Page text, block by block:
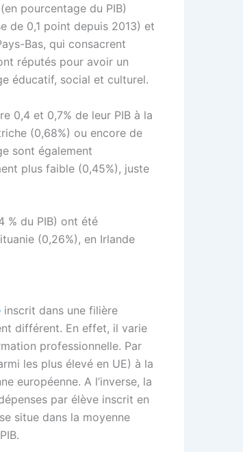
pourcentage du PIB)
de 0,1 point depuis 2013) et
Bas, qui consacrent
réputés pour avoir un
éducatif, social et culturel.
0,4 et 0,7% de leur PIB à la
(0,68%) ou encore de
sont également
plus faible (0,45%), juste
% du PIB) ont été
(0,26%), en Irlande
inscrit dans une filière
différent. En effet, il varie
professionnelle. Par
les plus élevé en UE) à la
européenne. A l’inverse, la
par élève inscrit en
situe dans la moyenne